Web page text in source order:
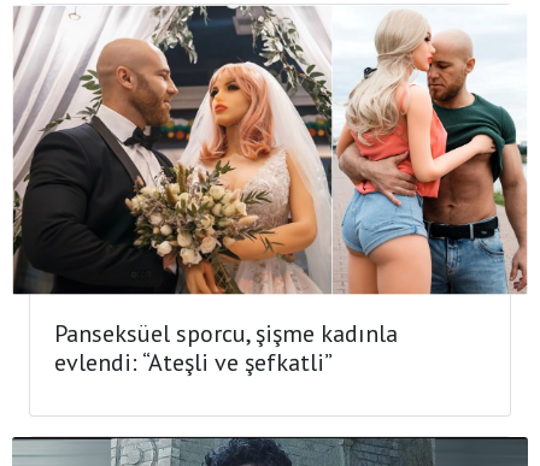
Panseksüel sporcu, şişme kadınla
evlendi: “Ateşli ve şefkatli”